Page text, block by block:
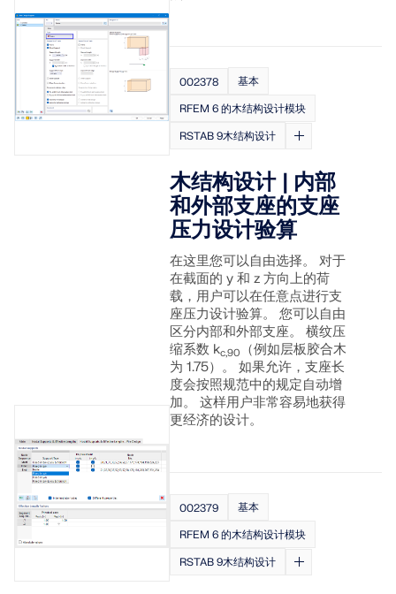
002378
基本
RFEM 6 的木结构设计模块
RSTAB 9木结构设计
木结构设计 | 内部
和外部支座的支座
压力设计验算
在这里您可以自由选择。 对于
在截面的 y 和 z 方向上的荷
载，用户可以在任意点进行支
座压力设计验算。 您可以自由
区分内部和外部支座。 横纹压
缩系数 kc,90
（例如层板胶合木
为 1.75）。 如果允许，支座长
度会按照规范中的规定自动增
加。 这样用户非常容易地获得
更经济的设计。
002379
基本
RFEM 6 的木结构设计模块
RSTAB 9木结构设计